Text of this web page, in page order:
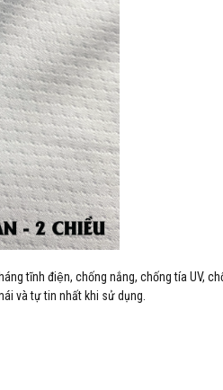
tĩnh điện, chống nắng, chống tía UV,
và tự tin nhất khi sử dụng.